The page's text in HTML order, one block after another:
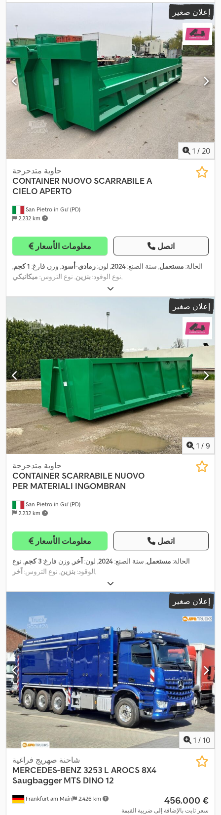
إعلان صغير
1 / 20
San Pietro in Gu' (PD)
2.232 km
حاوية متدحرجة
CONTAINER NUOVO SCARRABILE A
CIELO APERTO
معلومات الأسعار اتصل
الحالة: مستعمل, سنة الصنع:2024, لون:رمادي-أسود, وزن فارغ: 1 كجم
,
نوع الوقود:بنزين, نوع التروس: ميكانيكي ,
إعلان صغير
1 / 9
San Pietro in Gu' (PD)
2.232 km
حاوية متدحرجة
CONTAINER SCARRABILE NUOVO
PER MATERIALI INGOMBRAN
معلومات الأسعار اتصل
الحالة: مستعمل, سنة الصنع:2024, لون:آخر , وزن فارغ:3 كجم
, نوع
الوقود:بنزين, نوع التروس:آخر ,
إعلان صغير
1 / 10
Frankfurt am Main 2.426 km
شاحنة صهريج فراغية
MERCEDES-BENZ 3253 L AROCS 8X4
Saugbagger MTS DINO 12
‏456.000 €
سعر ثابت بالإضافة إلى ضريبة القيمة